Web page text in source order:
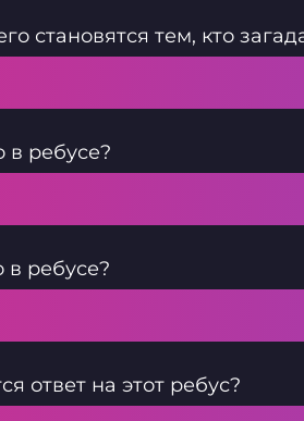
становятся тем, кто
в ребусе?
ребусе?
ответ на этот ребус?